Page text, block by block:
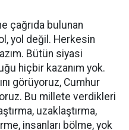
çağrıda bulunan
yol değil. Herkesin
Bütün siyasi
hiçbir kazanım yok.
görüyoruz, Cumhur
Bu millete verdikleri
uzaklaştırma,
insanları bölme, yok